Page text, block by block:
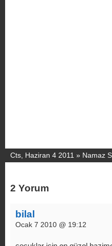
Cts, Haziran 4 2011 » Namaz
2 Yorum
bilal
Ocak 7 2010 @ 19:12